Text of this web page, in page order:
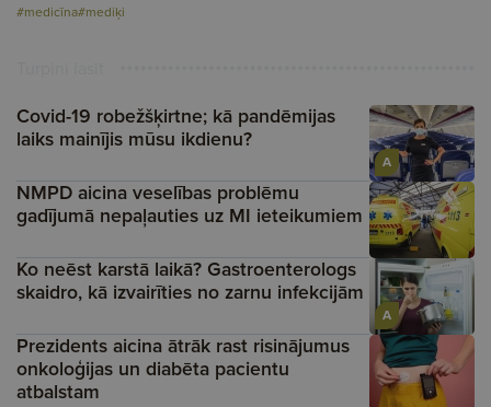
#medicīna#mediķi
A
Covid-19 robežšķirtne; kā pandēmijas
laiks mainījis mūsu ikdienu?
NMPD aicina veselības problēmu
gadījumā nepaļauties uz MI ieteikumiem
A
Ko neēst karstā laikā? Gastroenterologs
skaidro, kā izvairīties no zarnu infekcijām
Prezidents aicina ātrāk rast risinājumus
onkoloģijas un diabēta pacientu
atbalstam